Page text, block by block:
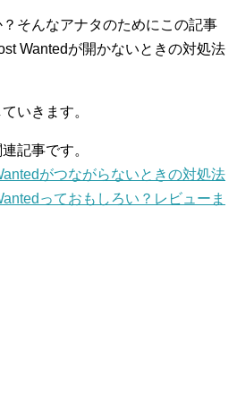
そんなアナタのためにこの記事
Wantedが開かないときの対処法
いきます。
記事です。
がつながらないときの対処法
っておもしろい？レビューま